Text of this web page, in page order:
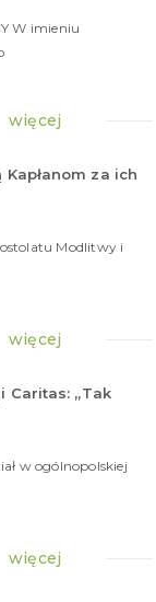
W imieniu
więcej
Kapłanom za ich
Modlitwy i
więcej
Caritas: „Tak
w ogólnopolskiej
więcej